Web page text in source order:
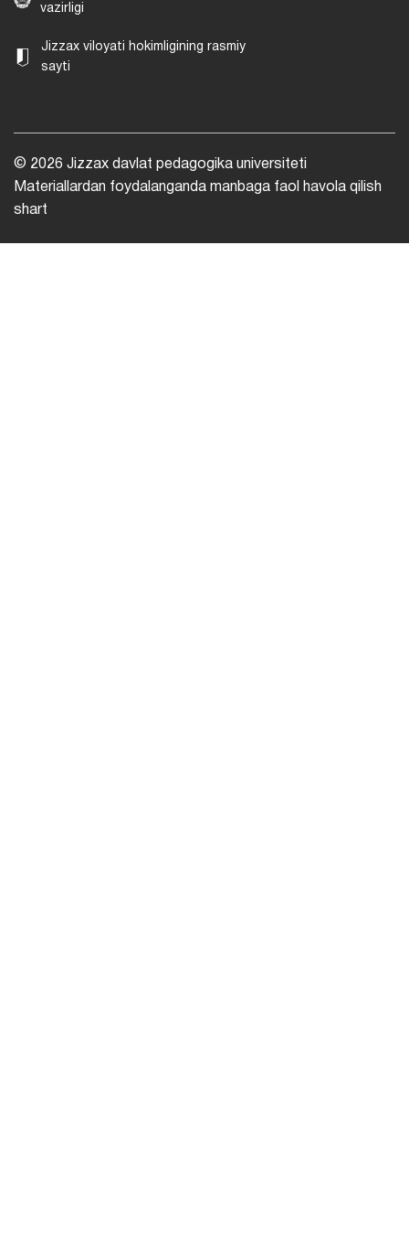
vazirligi
Jizzax viloyati hokimligining rasmiy
sayti
© 2026 Jizzax davlat pedagogika universiteti
Materiallardan foydalanganda manbaga faol havola qilish
shart